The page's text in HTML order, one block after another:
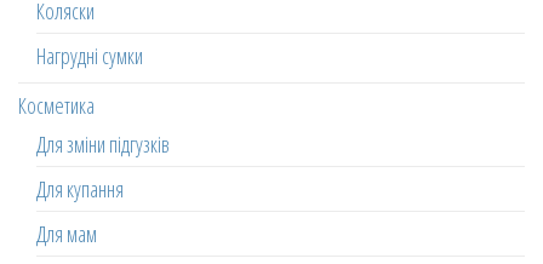
Коляски
Нагрудні сумки
Косметика
Для зміни підгузків
Для купання
Для мам